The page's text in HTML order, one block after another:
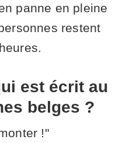
panne en pleine
restent
est écrit au
belges ?
!"